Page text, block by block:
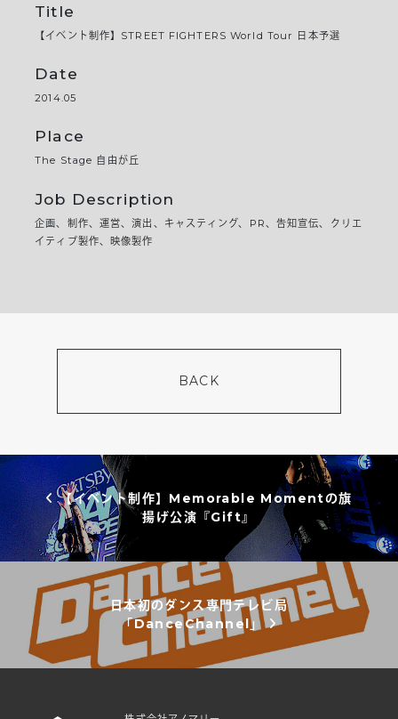
Title
【イベント制作】STREET FIGHTERS World Tour 日本予選
Date
2014.05
Place
The Stage 自由が丘
Job Description
企画、制作、運営、演出、キャスティング、PR、告知宣伝、クリエ
イティブ製作、映像製作
BACK
投稿ナビゲーション
【イベント制作】Memorable Momentの旗
揚げ公演『Gift』
日本初のダンス専門テレビ局
「DanceChannel」